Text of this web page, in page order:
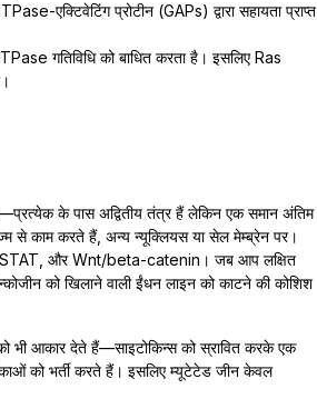
एक्टिवेटिंग प्रोटीन (GAPs) द्वारा सहायता प्राप्त
गतिविधि को बाधित करता है। इसलिए Ras
के पास अद्वितीय तंत्र हैं लेकिन एक समान अंतिम
से काम करते हैं, अन्य न्यूक्लियस या सेल मेम्ब्रेन पर।
और Wnt/beta-catenin। जब आप लक्षित
को खिलाने वाली ईंधन लाइन को काटने की कोशिश
भी आकार देते हैं—साइटोकिन्स को स्रावित करके एक
को भर्ती करते हैं। इसलिए म्यूटेटेड जीन केवल